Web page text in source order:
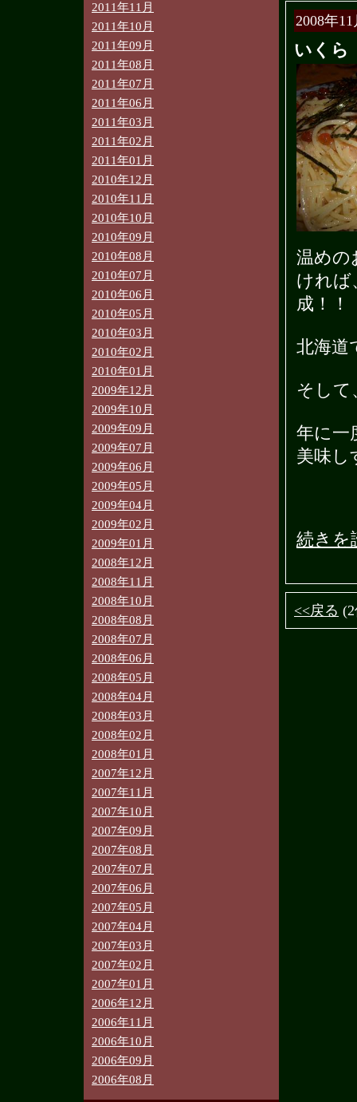
2011年11月
2011年10月
2011年09月
2011年08月
2011年07月
2011年06月
2011年03月
2011年02月
2011年01月
2010年12月
2010年11月
2010年10月
2010年09月
2010年08月
2010年07月
2010年06月
2010年05月
2010年03月
2010年02月
2010年01月
2009年12月
2009年10月
2009年09月
2009年07月
2009年06月
2009年05月
2009年04月
2009年02月
2009年01月
2008年12月
2008年11月
2008年10月
2008年08月
2008年07月
2008年06月
2008年05月
2008年04月
2008年03月
2008年02月
2008年01月
2007年12月
2007年11月
2007年10月
2007年09月
2007年08月
2007年07月
2007年06月
2007年05月
2007年04月
2007年03月
2007年02月
2007年01月
2006年12月
2006年11月
2006年10月
2006年09月
2006年08月
2008年
いくら
温めの
ければ
成！！
北海道
そし
年に一
美味し
続きを
<<戻る